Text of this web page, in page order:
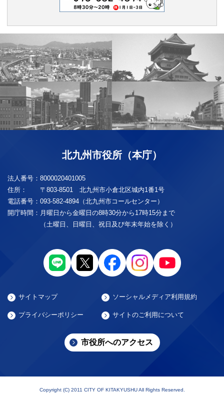
北九州市役所（本庁）
法人番号： 8000020401005
住所：
〒803-8501 北九州市小倉北区城内1番1号
電話番号： 093-582-4894（北九州市コールセンター）
開庁時間： 月曜日から金曜日の8時30分から17時15分まで
（土曜日、日曜日、祝日及び年末年始を除く）
サイトマップ ソーシャルメディア利用規約
プライバシーポリシー サイトのご利用について
市役所へのアクセス
Copyright (C) 2011 CITY OF KITAKYUSHU All Rights Reserved.